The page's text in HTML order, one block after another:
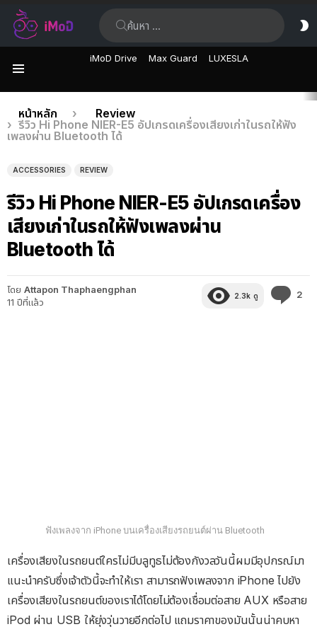
iMoD Drive Max Guard LUXESLA
เรื่อง
ล่าสุด
คุณอยู่ที่นี่:
หน้าหลัก
Review
รีวิว Hi Phone NIER-E5 อัปเกรดเครื่องเสียงเก่าในรถให้ฟัง
เพลงผ่าน Bluetooth ได้
ACCESSORIES REVIEW
รีวิว Hi Phone NIER-E5 อัปเกรดเครื่อง
เสียงเก่าในรถให้ฟังเพลงผ่าน
Bluetooth ได้
โดย Attapon Thaphaengphan
11 ปีที่แล้ว
2.3k ดู 2
ฟังเพลงจาก iPhone บนเครื่องเสียงรถยนต์ผ่าน Bluetooth
เครื่องเสียงในรถยนต์ใครไม่มีบลูทูธไม่ต้องกังวลวันนี้ผมมีอุปกรณ์มา
แนะนำครับซึ่งเจ้าตัวนี้จะทำให้เรา สามารถฟังเพลงจาก iPhone ไปยัง
เครื่องเสียงในรถยนต์ของเราได้โดยไม่ต้องเชื่อมต่อสาย AUX หรือสาย
iPod ผ่าน USB ให้ยุ่งวุ่นวายอีกต่อไป แถมราคาของมันนั้นน่าคบหา